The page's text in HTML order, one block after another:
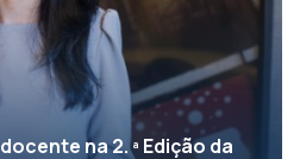
na 2. ª Edição da